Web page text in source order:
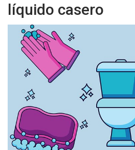
líquido casero